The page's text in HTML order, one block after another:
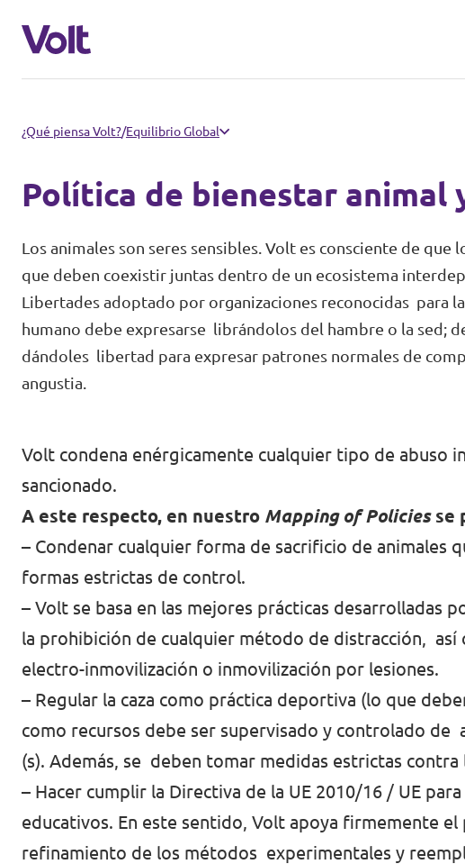
Conoce otros equipos de Volt
Volt Albania
Volt Bélgica
Volt Bulgaria
Volt Chipre
Volt Dinamarca
Volt Eslovaquia
Volt Estonia
Volt Finlandia [facebook]
Volt Grecia
Volt Hungría
Volt Irlanda
Sobre Volt
Noticias
Elecciones al Parlamento Europeo
Únete
Dona
Dona
Trabaja con Volt
¿Qué piensa Volt?/Equilibrio Global
Política de bienestar animal
Los animales son seres sensibles. Volt es consciente de
que deben coexistir juntas dentro de un ecosistema
Libertades adoptado por organizaciones reconocidas para
humano debe expresarse librándolos del hambre o la sed;
dándoles libertad para expresar patrones normales de
angustia.
Volt condena enérgicamente cualquier tipo de abuso
sancionado.
A este respecto, en nuestro Mapping of Policies se
– Condenar cualquier forma de sacrificio de animales
formas estrictas de control.
– Volt se basa en las mejores prácticas desarrolladas
la prohibición de cualquier método de distracción,
electro-inmovilización o inmovilización por lesiones.
– Regular la caza como práctica deportiva (lo que
como recursos debe ser supervisado y controlado de
(s). Además, se deben tomar medidas estrictas contra
– Hacer cumplir la Directiva de la UE 2010/16 / UE
educativos. En este sentido, Volt apoya firmemente
refinamiento de los métodos experimentales y